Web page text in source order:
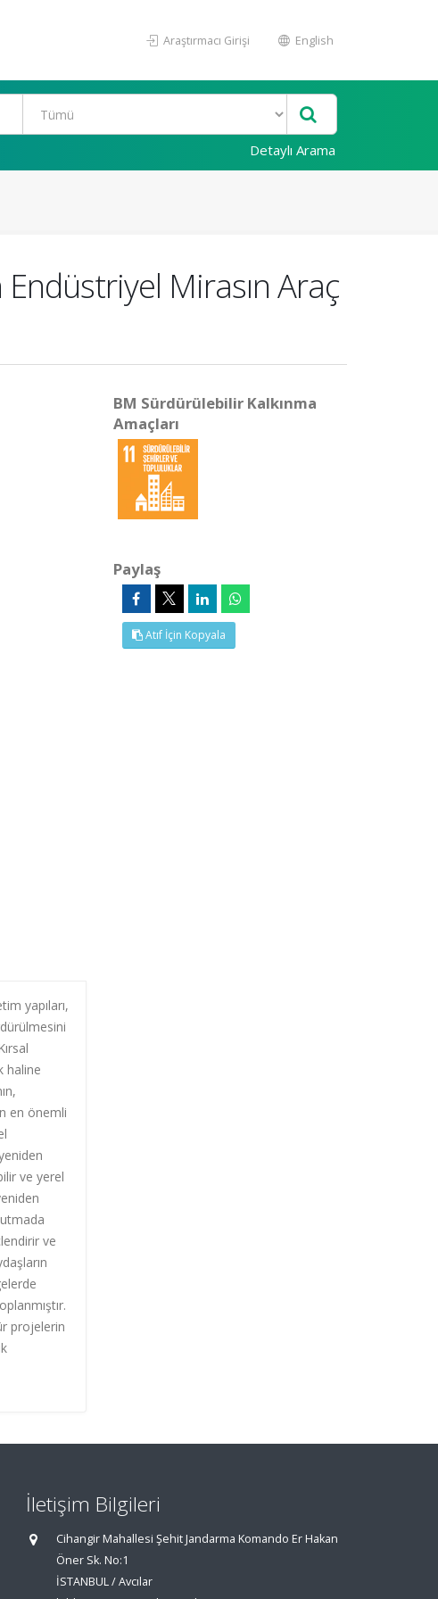
Araştırmacı Girişi English
Detaylı Arama
Endüstriyel Mirasın Araç
yapıları,
haline
en önemli
ve yerel
ve
projelerin
BM Sürdürülebilir Kalkınma
Amaçları
Paylaş
Atıf İçin Kopyala
İletişim Bilgileri
Cihangir Mahallesi Şehit Jandarma Komando Er Hakan
Öner Sk. No:1
İSTANBUL / Avcılar